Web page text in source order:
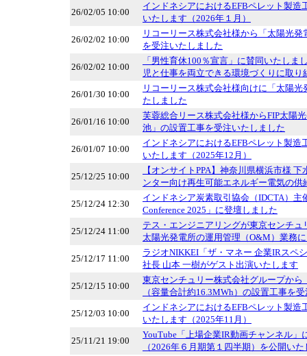
26/02/05 10:00
インドネシアにおけるEFBペレット製造
いたします（2026年１月）
26/02/02 10:00
リコーリース株式会社様から「太陽光
を受注いたしました
26/02/02 10:00
「男性育休100％宣言」に賛同いたしま
児と仕事を両立できる環境づくりに取り
26/01/30 10:00
リコーリース株式会社様向けに「太陽
たしました
26/01/16 10:00
芙蓉総合リース株式会社様からFIP太陽
池」の設置工事を受注いたしました
26/01/07 10:00
インドネシアにおけるEFBペレット製造
いたします（2025年12月）
25/12/25 10:00
【オンサイトPPA】神奈川県横浜市様
ンター向け再生可能エネルギー電気の供
25/12/24 12:30
インドネシア炭素取引協会（IDCTA）主
Conference 2025」に登壇しました
25/12/24 11:00
テス・エンジニアリングが東京センチ
太陽光発電所の運用管理（O&M）業務
25/12/17 11:00
ラジオNIKKEI「ザ・マネー 企業IRスペ
社長 山本 一樹がゲスト出演いたします
25/12/15 10:00
東京センチュリー株式会社グループから
（容量合計約16.3MWh）の設置工事を
25/12/03 10:00
インドネシアにおけるEFBペレット製造
いたします（2025年11月）
25/11/21 19:00
YouTube「上場企業IR動画チャンネル」
（2026年６月期第１四半期）を公開い